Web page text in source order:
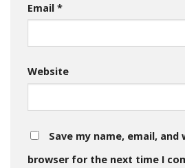
Email *
Website
Save my name, email,
browser for the next time I